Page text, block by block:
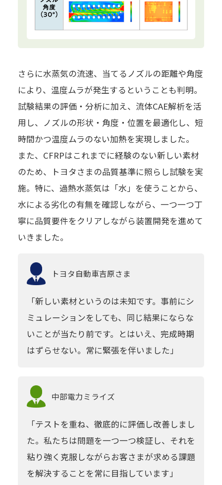
さらに水蒸気の流速、当てるノズルの距離や角度
により、温度ムラが発生するということも判明。
試験結果の評価・分析に加え、流体CAE解析を活
用し、ノズルの形状・角度・位置を最適化し、短
時間かつ温度ムラのない加熱を実現しました。
また、CFRPはこれまでに経験のない新しい素材
のため、トヨタさまの品質基準に照らし試験を実
施。特に、過熱水蒸気は「水」を使うことから、
水による劣化の有無を確認しながら、一つ一つ丁
寧に品質要件をクリアしながら装置開発を進めて
いきました。
トヨタ自動車吉原さま
「新しい素材というのは未知です。事前にシ
ミュレーションをしても、同じ結果にならな
いことが当たり前です。とはいえ、完成時期
はずらせない。常に緊張を伴いました」
中部電力ミライズ
「テストを重ね、徹底的に評価し改善しまし
た。私たちは問題を一つ一つ検証し、それを
粘り強く克服しながらお客さまが求める課題
を解決することを常に目指しています」